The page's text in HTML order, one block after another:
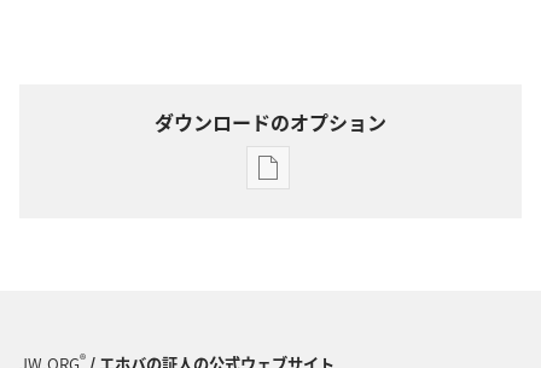
ダウンロードのオプション
出
®